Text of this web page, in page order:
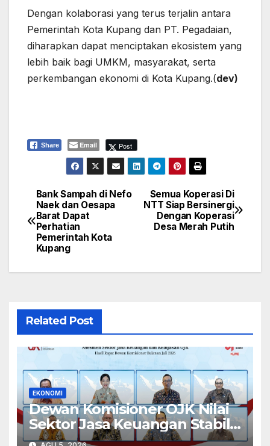
Dengan kolaborasi yang terus terjalin antara
Pemerintah Kota Kupang dan PT. Pegadaian,
diharapkan dapat menciptakan ekosistem yang
lebih baik bagi UMKM, masyarakat, serta
perkembangan ekonomi di Kota Kupang.(dev)
Share Email Post
Navigasi
pos
Semua Koperasi Di
NTT Siap Bersinergi
Dengan Koperasi
Desa Merah Putih
Bank Sampah di Nefo
Naek dan Oesapa
Barat Dapat
Perhatian
Pemerintah Kota
Kupang
Related Post
EKONOMI
Dewan Komisioner OJK Nilai
Sektor Jasa Keuangan Stabil
Di Tengah Ketidakpastian